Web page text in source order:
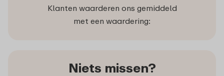
Klanten waarderen ons gemiddeld
met een waardering:
Niets missen?